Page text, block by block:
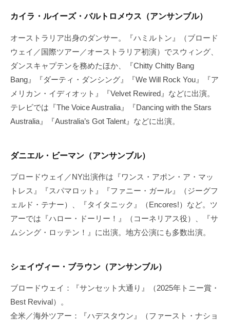
カイラ・ルイーズ・バルトロメウス（アンサンブル）
オーストラリア出身のダンサー。『ハミルトン』（ブロード
ウェイ／国際ツアー／オーストラリア初演）でスウィング、
ダンスキャプテンを務めたほか、『Chitty Chitty Bang
Bang』『ダーティ・ダンシング』『We Will Rock You』『ア
メリカン・イディオット』『Velvet Rewired』などに出演。
テレビでは『The Voice Australia』『Dancing with the Stars
Australia』『Australia’s Got Talent』などに出演。
ダニエル・ビーマン（アンサンブル）
ブロードウェイ／NY出演作は『ワンス・アポン・ア・マッ
トレス』『スパマロット』『ファニー・ガール』（ジーグフ
ェルド・テナー）、『タイタニック』（Encores!）など。ツ
アーでは『ハロー・ドーリー！』（コーネリアス役）、『サ
ムシング・ロッテン！』に出演。地方公演にも多数出演。
シェイヴィー・ブラウン（アンサンブル）
ブロードウェイ：『サンセット大通り』（2025年トニー賞・
Best Revival）。
全米／海外ツアー：『ハデスタウン』（ファースト・ナショ